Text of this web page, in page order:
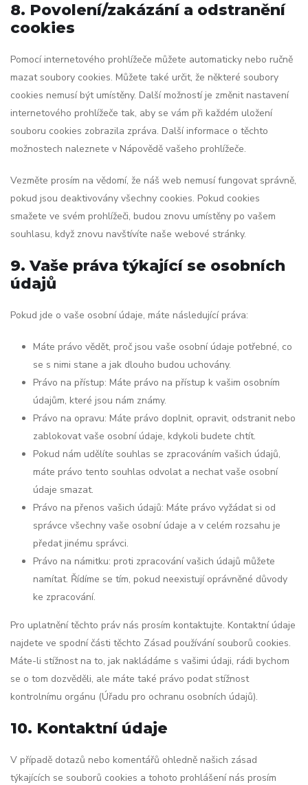
8. Povolení/zakázání a odstranění
cookies
Pomocí internetového prohlížeče můžete automaticky nebo ručně
mazat soubory cookies. Můžete také určit, že některé soubory
cookies nemusí být umístěny. Další možností je změnit nastavení
internetového prohlížeče tak, aby se vám při každém uložení
souboru cookies zobrazila zpráva. Další informace o těchto
možnostech naleznete v Nápovědě vašeho prohlížeče.
Vezměte prosím na vědomí, že náš web nemusí fungovat správně,
pokud jsou deaktivovány všechny cookies. Pokud cookies
smažete ve svém prohlížeči, budou znovu umístěny po vašem
souhlasu, když znovu navštívíte naše webové stránky.
9. Vaše práva týkající se osobních
údajů
Pokud jde o vaše osobní údaje, máte následující práva:
Máte právo vědět, proč jsou vaše osobní údaje potřebné, co
se s nimi stane a jak dlouho budou uchovány.
Právo na přístup: Máte právo na přístup k vašim osobním
údajům, které jsou nám známy.
Právo na opravu: Máte právo doplnit, opravit, odstranit nebo
zablokovat vaše osobní údaje, kdykoli budete chtít.
Pokud nám udělíte souhlas se zpracováním vašich údajů,
máte právo tento souhlas odvolat a nechat vaše osobní
údaje smazat.
Právo na přenos vašich údajů: Máte právo vyžádat si od
správce všechny vaše osobní údaje a v celém rozsahu je
předat jinému správci.
Právo na námitku: proti zpracování vašich údajů můžete
namítat. Řídíme se tím, pokud neexistují oprávněné důvody
ke zpracování.
Pro uplatnění těchto práv nás prosím kontaktujte. Kontaktní údaje
najdete ve spodní části těchto Zásad používání souborů cookies.
Máte-li stížnost na to, jak nakládáme s vašimi údaji, rádi bychom
se o tom dozvěděli, ale máte také právo podat stížnost
kontrolnímu orgánu (Úřadu pro ochranu osobních údajů).
10. Kontaktní údaje
V případě dotazů nebo komentářů ohledně našich zásad
týkajících se souborů cookies a tohoto prohlášení nás prosím